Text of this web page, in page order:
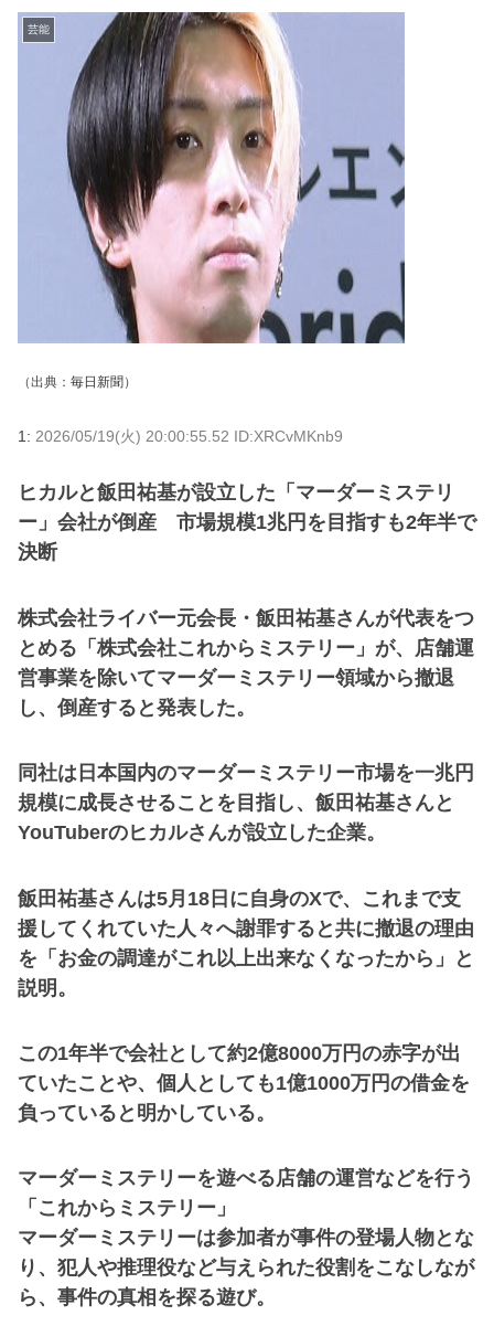
芸能
（出典： 毎日新聞 ）
1: 2026/05/19(火) 20:00:55.52 ID:XRCvMKnb9
ヒカルと飯田祐基が設立した「マーダーミステリ
ー」会社が倒産 市場規模1兆円を目指すも2年半で
決断
株式会社ライバー元会長・飯田祐基さんが代表をつ
とめる「株式会社これからミステリー」が、店舗運
営事業を除いてマーダーミステリー領域から撤退
し、倒産すると発表した。
同社は日本国内のマーダーミステリー市場を一兆円
規模に成長させることを目指し、飯田祐基さんと
YouTuberのヒカルさんが設立した企業。
飯田祐基さんは5月18日に自身のXで、これまで支
援してくれていた人々へ謝罪すると共に撤退の理由
を「お金の調達がこれ以上出来なくなったから」と
説明。
この1年半で会社として約2億8000万円の赤字が出
ていたことや、個人としても1億1000万円の借金を
負っていると明かしている。
マーダーミステリーを遊べる店舗の運営などを行う
「これからミステリー」
マーダーミステリーは参加者が事件の登場人物とな
り、犯人や推理役など与えられた役割をこなしなが
ら、事件の真相を探る遊び。